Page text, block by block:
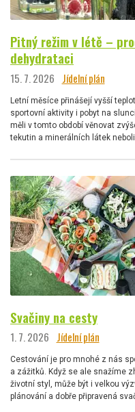
Pitný režim v létě –
dehydrataci
15. 7. 2026 Jídelní plán
Letní měsíce přinášejí vyšší
sportovní aktivity i pobyt na
měli v tomto období věnovat
tekutin a minerálních látek
Svačiny na cesty
1. 7. 2026 Jídelní plán
Cestování je pro mnohé z nás
a zážitků. Když se ale snažíme
životní styl, může být i velkou
plánování a dobře připravená